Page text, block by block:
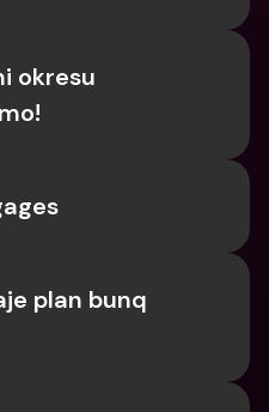
okresu
plan bunq